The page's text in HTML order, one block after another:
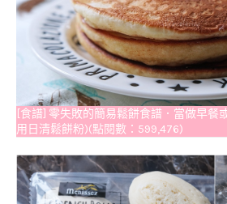
[食譜] 零失敗的簡易鬆餅食譜．當做早餐
用日清鬆餅粉)(點閱數：599,476)